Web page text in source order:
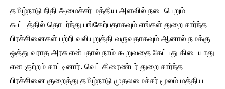
தமிழ்நாடு நிதி அமைச்சர் மத்திய அளவில் நடைபெறும்
கூட்டத்தில் தொடர்ந்து பங்கேற்பதாகவும் எங்கள் துறை சார்ந்த
பிரச்சினைகள் பற்றி வலியுறுத்தி வருவதாகவும் ஆனால் நமக்கு
ஒத்து வராத அரசு என்பதால் நாம் கூறுவதை கேட்பது கிடையாது
என குற்றம் சாட்டினார். வெட் கிரைண்டர் துறை சார்ந்த
பிரச்சினை குறைத்து தமிழ்நாடு முதலமைச்சர் மூலம் மத்திய